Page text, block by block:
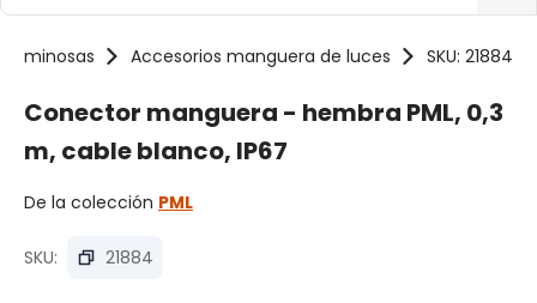
luminosas Accesorios manguera de luces SKU: 21884
Conector manguera - hembra PML, 0,3
m, cable blanco, IP67
De la colección PML
SKU: 21884